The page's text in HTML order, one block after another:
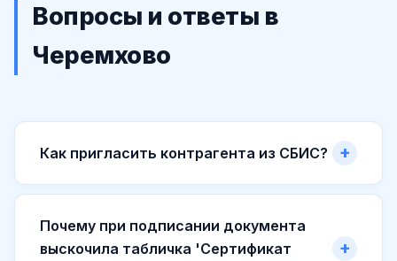
Вопросы и ответы в
Черемхово
Как пригласить контрагента из СБИС?
Почему при подписании документа
выскочила табличка 'Сертификат